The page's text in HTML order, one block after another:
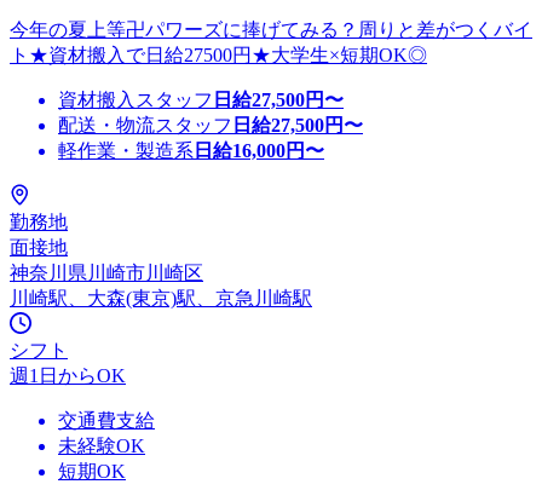
今年の夏上等卍パワーズに捧げてみる？周りと差がつくバイ
ト★資材搬入で日給27500円★大学生×短期OK◎
資材搬入スタッフ 日給27,500円〜
配送・物流スタッフ 日給27,500円〜
軽作業・製造系 日給16,000円〜
勤務地
面接地
神奈川県川崎市川崎区
川崎駅、大森(東京)駅、京急川崎駅
シフト
週1日からOK
交通費支給
未経験OK
短期OK